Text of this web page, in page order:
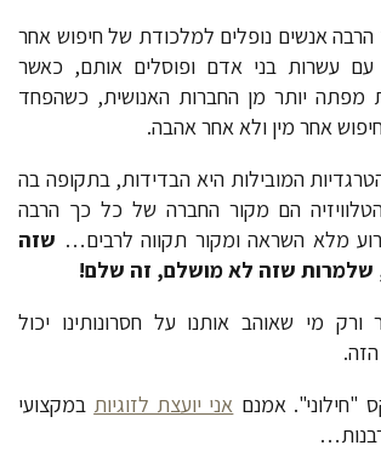
אנשים נופלים למלכודת של חיפוש אחר
עשרות בני אדם ופוסלים אותם, כאשר
מפתה יותר מן החברות האנושית, כשהפחד
אחר מין ולא אחר אהבה.
המובילות היא הבדידות, בתקופה בה
הם מקור החברה של כל כך הרבה
מלא השראה ומקור תקווה לרבים… שזה
שלמרות שזה לא מושלם, זה שלם!
ורק מי שאוהב אותנו על חסרונותינו יכול
"חילוני". אמנם אני יועצת לזוגיות במקצועי